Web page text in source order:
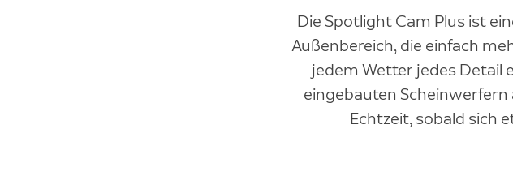
Die Spotlight Cam Plus ist
Außenbereich, die einfach
jedem Wetter jedes Detail
eingebauten
Echtzeit, sobald sich